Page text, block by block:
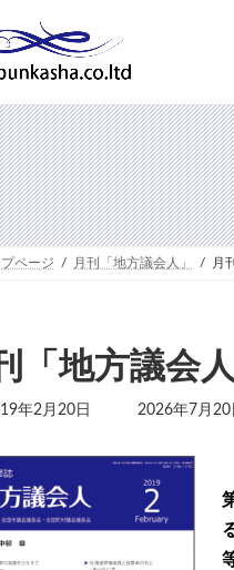
プページ 月刊「地方議会人」 月
「地方議会
年2月20日
最
新
日
時
:
2026年7月20